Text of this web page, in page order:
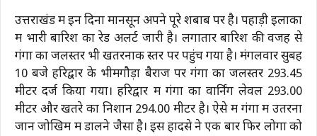
उत्तराखंड में इन दिनों मानसून अपने पूरे शबाब पर है। पहाड़ी इलाकों
में भारी बारिश का रेड अलर्ट जारी है। लगातार बारिश की वजह से
गंगा का जलस्तर भी खतरनाक स्तर पर पहुंच गया है। मंगलवार सुबह
10 बजे हरिद्वार के भीमगौड़ा बैराज पर गंगा का जलस्तर 293.45
मीटर दर्ज किया गया। हरिद्वार में गंगा का वार्निंग लेवल 293.00
मीटर और खतरे का निशान 294.00 मीटर है। ऐसे में गंगा में उतरना
जान जोखिम में डालने जैसा है। इस हादसे ने एक बार फिर लोगों को